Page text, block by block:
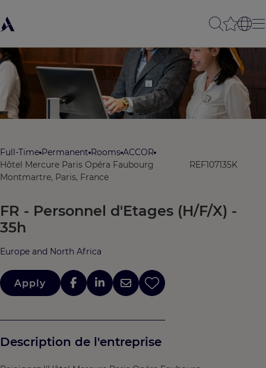
Full-Time Permanent Rooms ACCOR
Hôtel Mercure Paris Opéra Faubourg
Montmartre, Paris, France
REF107135K
FR - Personnel d'Etages (H/F/X) -
35h
Europe and North Africa
Apply
Description de l'entreprise